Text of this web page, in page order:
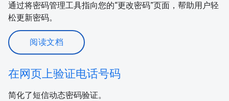
通过将密码管理工具指向您的“更改密码”页面，帮助用户轻
松更新密码。
阅读文档
在网页上验证电话号码
简化了短信动态密码验证。